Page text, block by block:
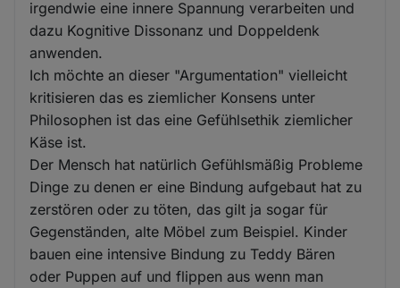
irgendwie eine innere Spannung verarbeiten und
dazu Kognitive Dissonanz und Doppeldenk
anwenden.
Ich möchte an dieser "Argumentation" vielleicht
kritisieren das es ziemlicher Konsens unter
Philosophen ist das eine Gefühlsethik ziemlicher
Käse ist.
Der Mensch hat natürlich Gefühlsmäßig Probleme
Dinge zu denen er eine Bindung aufgebaut hat zu
zerstören oder zu töten, das gilt ja sogar für
Gegenständen, alte Möbel zum Beispiel. Kinder
bauen eine intensive Bindung zu Teddy Bären
oder Puppen auf und flippen aus wenn man